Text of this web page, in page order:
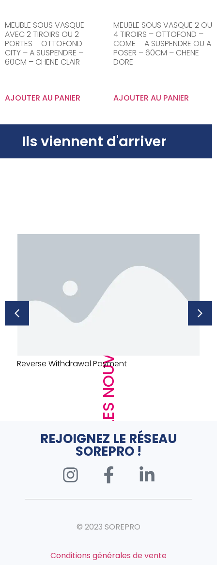
MEUBLE SOUS VASQUE
AVEC 2 TIROIRS OU 2
PORTES – OTTOFOND –
CITY – A SUSPENDRE –
60CM – CHENE CLAIR
AJOUTER AU PANIER
MEUBLE SOUS VASQUE 2 OU
4 TIROIRS – OTTOFOND –
COME – A SUSPENDRE OU A
POSER – 60CM – CHENE
DORE
AJOUTER AU PANIER
Ils viennent d'arriver
LES NOUVEAUTÉS
Reverse Withdrawal Payment
REJOIGNEZ LE RÉSEAU
SOREPRO !
© 2023 SOREPRO
Conditions générales de vente